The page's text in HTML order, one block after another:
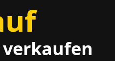
verkaufen